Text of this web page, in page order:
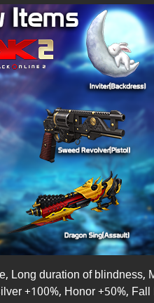
Long duration of blindness,
+100%, Honor +50%,